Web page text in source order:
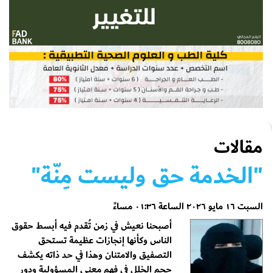
مقالات
"الخدمة حق وليست مِنّة"
السبت ١٦ مايو ٢٠٢٦ الساعة ٠١:٣٦ مساءً
أصبحنا نعيش في زمن تُقدم فيه أبسط حقوق
الناس وكأنها إنجازات عظيمة تستحق
التصفيق والامتنان وهذا في حد ذاته يكشف
حجم الخلل في فهم معنى المسؤولية ودور